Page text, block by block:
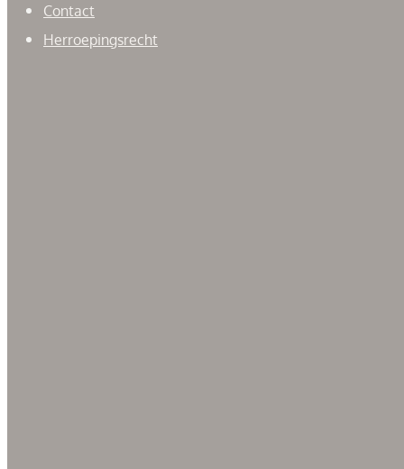
Contact
Herroepingsrecht